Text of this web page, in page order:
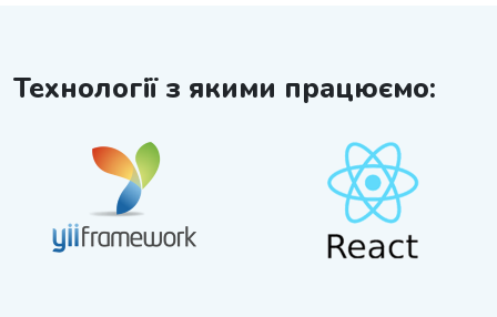
Технології з якими працюємо: